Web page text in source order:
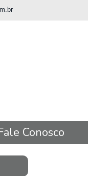
Conosco